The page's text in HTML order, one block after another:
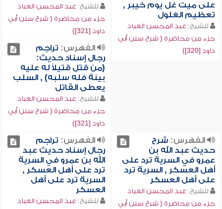
على ميت غل يوم خيبر ,
تعظيم الغلول
للشيخ: عبد المحسن العباد
جزء من محاضرة ( شرح سنن أبي
داود [320])
للشيخ: عبد المحسن العباد
جزء من محاضرة ( شرح سنن أبي
داود [321])
الفهرس: تراجم
رجال إسناد حديث:
(من قتل قتيلاً له عليه
بينة فله سلبه) , السلب
يعطى القاتل
للشيخ: عبد المحسن العباد
جزء من محاضرة ( شرح سنن أبي
داود [321])
الفهرس: شرح
حديث عبد الله بن
عمرو في السرية ترد على
أهل العسكر , السرية ترد
على أهل العسكر
للشيخ: عبد المحسن العباد
جزء من محاضرة ( شرح سنن أبي
الفهرس: تراجم
رجال إسناد حديث عبد
الله بن عمرو في السرية
ترد على أهل العسكر ,
السرية ترد على أهل
العسكر
للشيخ: عبد المحسن العباد